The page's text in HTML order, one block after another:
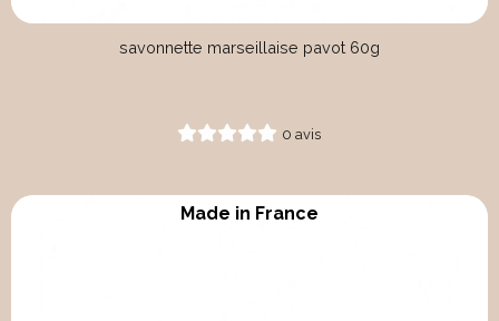
savonnette marseillaise pavot 60g
0 avis
Made in France